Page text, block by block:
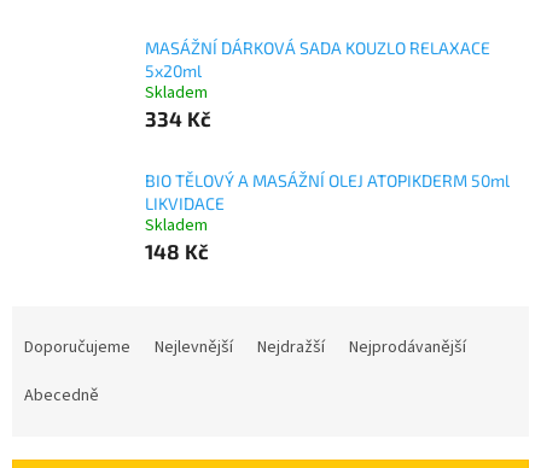
MASÁŽNÍ DÁRKOVÁ SADA KOUZLO RELAXACE
5x20ml
Skladem
334 Kč
BIO TĚLOVÝ A MASÁŽNÍ OLEJ ATOPIKDERM 50ml
LIKVIDACE
Skladem
148 Kč
Doporučujeme Nejlevnější Nejdražší
Nejprodávanější
Abecedně